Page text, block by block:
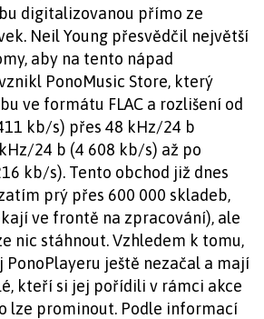
digitalizovanou přímo ze
Neil Young přesvědčil největší
aby na tento nápad
PonoMusic Store, který
ve formátu FLAC a rozlišení od
kb/s) přes 48 kHz/24 b
24 b (4 608 kb/s) až po
kb/s). Tento obchod již dnes
prý přes 600 000 skladeb,
ve frontě na zpracování), ale
nic stáhnout. Vzhledem k tomu,
ještě nezačal a mají
kteří si jej pořídili v rámci akce
lze prominout. Podle informací